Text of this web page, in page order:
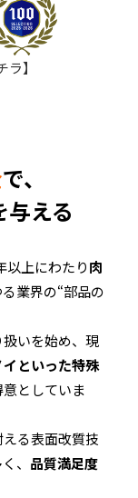
】
で、
える
以上にわたり肉
業界の“部品の
いを始め、現
といった特殊
意としていま
る表面改質技
、 品質満足度